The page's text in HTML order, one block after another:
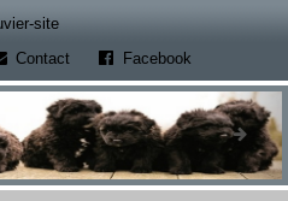
site(Opens a new tab)
Contact(Opens a new tab)
Facebook